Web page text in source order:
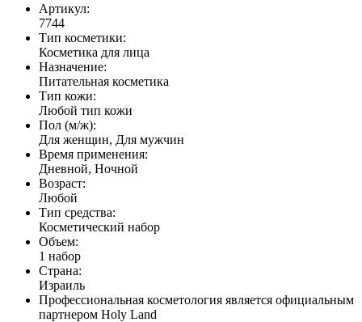
Артикул:
7744
Тип косметики:
Косметика для лица
Назначение:
Питательная косметика
Тип кожи:
Любой тип кожи
Пол (м/ж):
Для женщин, Для мужчин
Время применения:
Дневной, Ночной
Возраст:
Любой
Тип средства:
Косметический набор
Объем:
1 набор
Страна:
Израиль
Профессиональная косметология является официальным
партнером Holy Land